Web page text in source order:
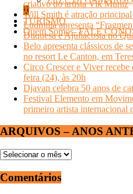
TURISMO
Quem Somos- FALE
criativo do artista Vik Muniz
Will Smith é atração
Ludmilla apresenta
Duquesa e Ajuliacosta no
Belo apresenta clássicos de
no resort Le Canton, em
Circo Crescer e Viver recebe
feira (24), às 20h
Djavan celebra 50 anos de
Festival Elemento em
primeiro artista internacional
ARQUIVOS – ANOS
ARQUIVOS
ANOS
ANTERIORES
Comentários